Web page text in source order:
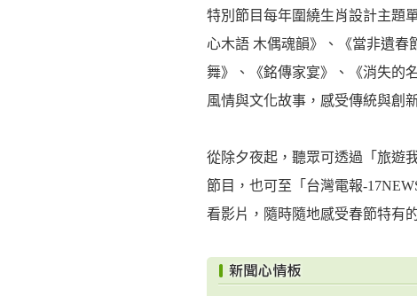
特別節目每年圍繞生肖設計主題
心木語 木偶魂韻》、《當非遺春
舞》、《銘傳家宴》、《消失的
風情與文化故事，感受傳統與創
從除夕夜起，聽眾可透過「旅遊
節目，也可至「台灣電報-
看影片，隨時隨地感受春節特有